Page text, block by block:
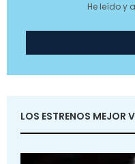
He leído y
LOS ESTRENOS MEJOR